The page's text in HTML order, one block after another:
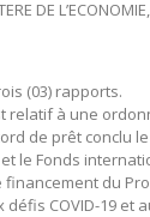
DE
(03) rapports.
relatif à une
de prêt conclu
le Fonds
financement du
COVID-19 et